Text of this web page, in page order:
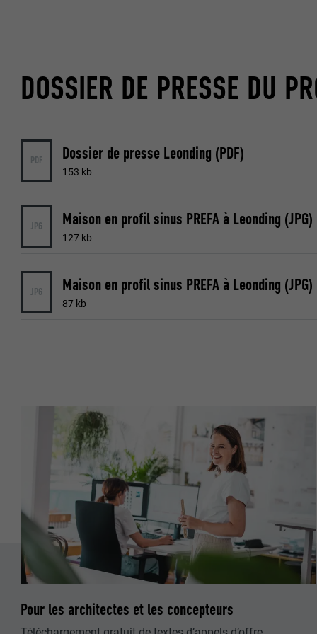
DOSSIER DE PRESSE DU
PDF Dossier de presse Leonding (PDF)
153 kb
JPG Maison en profil sinus PREFA à Leonding
127 kb
JPG Maison en profil sinus PREFA à Leonding
87 kb
Pour les architectes et les concepteurs
UTILITÉ
EXPIRATION
UTILITÉ
UTILITÉ
EXPIRATION
annonceurs
visiteurs à
EXPIRATION
EXPIRATION
UTILITÉ
EXPIRATION